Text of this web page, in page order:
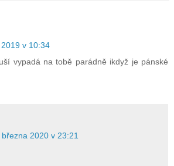
v 10:34
vypadá na tobě parádně ikdyž je pánské
března 2020 v 23:21